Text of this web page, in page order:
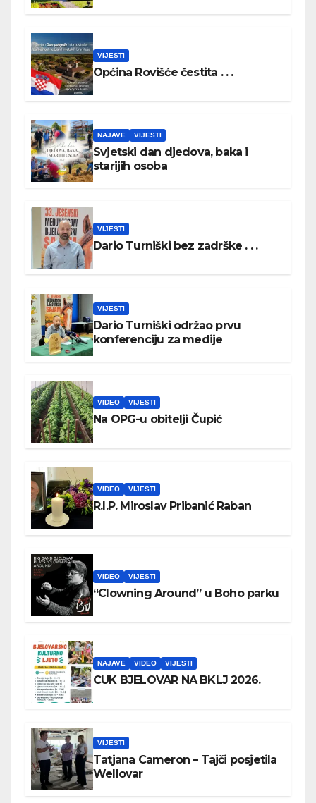
VIJESTI
Općina Rovišće čestita . . .
NAJAVE VIJESTI
Svjetski dan djedova, baka i
starijih osoba
VIJESTI
Dario Turniški bez zadrške . . .
VIJESTI
Dario Turniški održao prvu
konferenciju za medije
VIDEO VIJESTI
Na OPG-u obitelji Čupić
VIDEO VIJESTI
R.I.P. Miroslav Pribanić Raban
VIDEO VIJESTI
“Clowning Around” u Boho parku
NAJAVE VIDEO VIJESTI
CUK BJELOVAR NA BKLJ 2026.
VIJESTI
Tatjana Cameron – Tajči posjetila
Wellovar